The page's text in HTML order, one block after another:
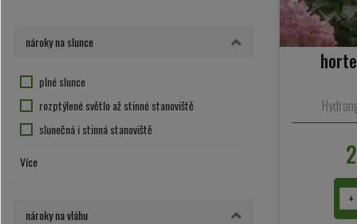
5
8
25
nároky na slunce
plné slunce
rozptýlené světlo až stinné stanoviště
slunečná i stinná stanoviště
Více
nároky na vláhu
+